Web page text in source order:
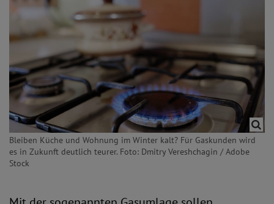
Bleiben Küche und Wohnung im Winter kalt? Für Gaskunden wird
es in Zukunft deutlich teurer. Foto: Dmitry Vereshchagin / Adobe
Stock